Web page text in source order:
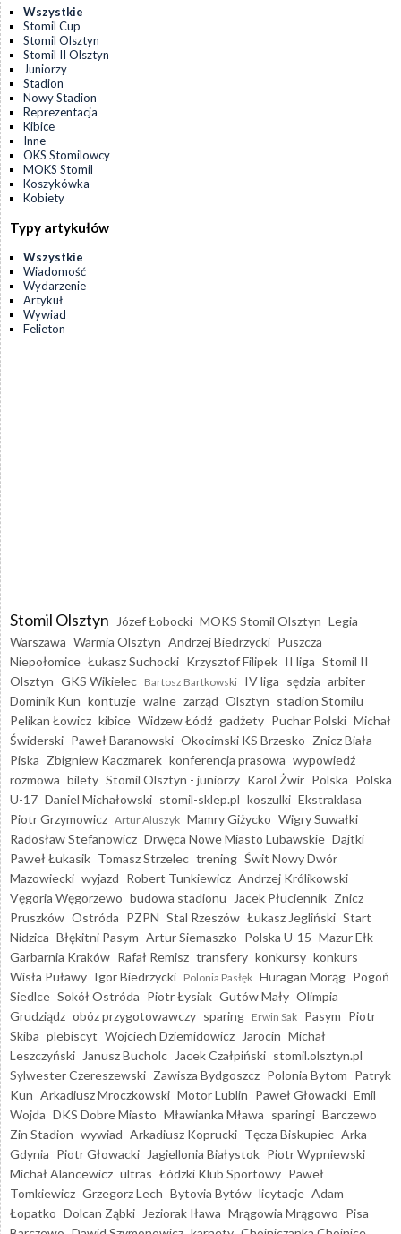
Wszystkie
Stomil Cup
Stomil Olsztyn
Stomil II Olsztyn
Juniorzy
Stadion
Nowy Stadion
Reprezentacja
Kibice
Inne
OKS Stomilowcy
MOKS Stomil
Koszykówka
Kobiety
Typy artykułów
Wszystkie
Wiadomość
Wydarzenie
Artykuł
Wywiad
Felieton
Stomil Olsztyn Józef Łobocki MOKS Stomil Olsztyn Legia
Warszawa Warmia Olsztyn Andrzej Biedrzycki Puszcza
Niepołomice Łukasz Suchocki Krzysztof Filipek II liga Stomil II
Olsztyn GKS Wikielec Bartosz Bartkowski IV liga sędzia arbiter
Dominik Kun kontuzje walne zarząd Olsztyn stadion Stomilu
Pelikan Łowicz kibice Widzew Łódź gadżety Puchar Polski Michał
Świderski Paweł Baranowski Okocimski KS Brzesko Znicz Biała
Piska Zbigniew Kaczmarek konferencja prasowa wypowiedź
rozmowa bilety Stomil Olsztyn - juniorzy Karol Żwir Polska Polska
U-17 Daniel Michałowski stomil-sklep.pl koszulki Ekstraklasa
Piotr Grzymowicz Artur Aluszyk Mamry Giżycko Wigry Suwałki
Radosław Stefanowicz Drwęca Nowe Miasto Lubawskie Dajtki
Paweł Łukasik Tomasz Strzelec trening Świt Nowy Dwór
Mazowiecki wyjazd Robert Tunkiewicz Andrzej Królikowski
Vęgoria Węgorzewo budowa stadionu Jacek Płuciennik Znicz
Pruszków Ostróda PZPN Stal Rzeszów Łukasz Jegliński Start
Nidzica Błękitni Pasym Artur Siemaszko Polska U-15 Mazur Ełk
Garbarnia Kraków Rafał Remisz transfery konkursy konkurs
Wisła Puławy Igor Biedrzycki Polonia Pasłęk Huragan Morąg Pogoń
Siedlce Sokół Ostróda Piotr Łysiak Gutów Mały Olimpia
Grudziądz obóz przygotowawczy sparing Erwin Sak Pasym Piotr
Skiba plebiscyt Wojciech Dziemidowicz Jarocin Michał
Leszczyński
Janusz Bucholc Jacek Czałpiński stomil.olsztyn.pl
Sylwester Czereszewski Zawisza Bydgoszcz Polonia Bytom Patryk
Kun Arkadiusz Mroczkowski Motor Lublin Paweł Głowacki Emil
Wojda DKS Dobre Miasto Mławianka Mława sparingi Barczewo
Zin Stadion wywiad Arkadiusz Koprucki Tęcza Biskupiec Arka
Gdynia Piotr Głowacki Jagiellonia Białystok Piotr Wypniewski
Michał Alancewicz ultras Łódzki Klub Sportowy Paweł
Tomkiewicz Grzegorz Lech Bytovia Bytów licytacje Adam
Łopatko Dolcan Ząbki Jeziorak Iława Mrągowia Mrągowo Pisa